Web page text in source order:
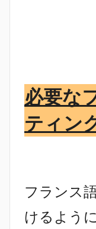
必要な
ティン
フランス
けるよう